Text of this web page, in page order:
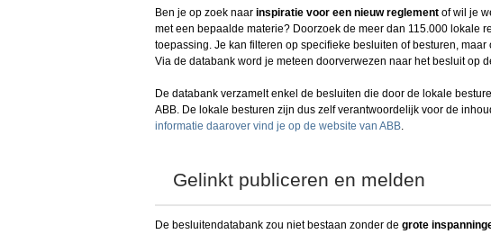
Ben je op zoek naar inspiratie voor een nieuw reglement of wil je
met een bepaalde materie? Doorzoek de meer dan 115.000 lokale
toepassing. Je kan filteren op specifieke besluiten of besturen,
Via de databank word je meteen doorverwezen naar het besluit op
De databank verzamelt enkel de besluiten die door de lokale
ABB. De lokale besturen zijn dus zelf verantwoordelijk voor de
informatie daarover vind je op de website van ABB.
Gelinkt publiceren en melden
De besluitendatabank zou niet bestaan zonder de grote